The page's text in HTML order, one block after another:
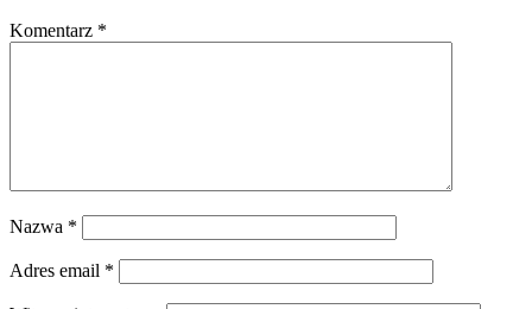
Komentarz *
Nazwa *
Adres email *